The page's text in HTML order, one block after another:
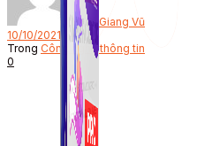
Bởi
Giang Vũ
10/10/2021
Trong Công nghệ thông tin
0